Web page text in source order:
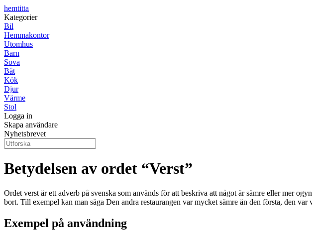
hemtitta
Kategorier
Bil
Hemmakontor
Utomhus
Barn
Sova
Båt
Kök
Djur
Värme
Stol
Logga in
Skapa användare
Nyhetsbrevet
Betydelsen av ordet “Verst”
Ordet verst är ett adverb på svenska som används för att beskriva att något är sämre eller mer
bort. Till exempel kan man säga Den andra restaurangen var mycket sämre än den första, den var
Exempel på användning